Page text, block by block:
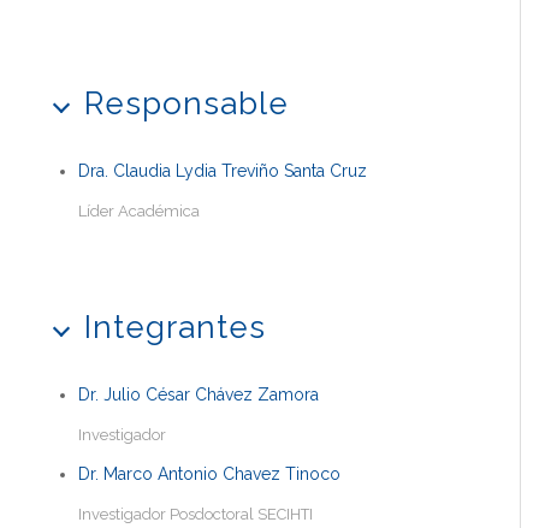
Responsable
Dra. Claudia Lydia Treviño Santa Cruz
Líder Académica
Integrantes
Dr. Julio César Chávez Zamora
Investigador
Dr. Marco Antonio Chavez Tinoco
Investigador Posdoctoral SECIHTI